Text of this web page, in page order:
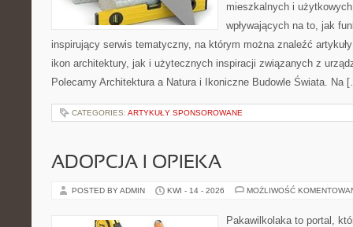
mieszkalnych i
wpływających na to, jak
inspirujący serwis tematyczny, na którym można znaleźć
ikon architektury, jak i użytecznych inspiracji związanych z
Polecamy Architektura a Natura i Ikoniczne Budowle Świata. Na
CATEGORIES: ARTYKUŁY SPONSOROWANE
ADOPCJA I OPIEKA
POSTED BY ADMIN KWI - 14 - 2026 MOŻLIWOŚĆ
Pakawilkolaka to portal,